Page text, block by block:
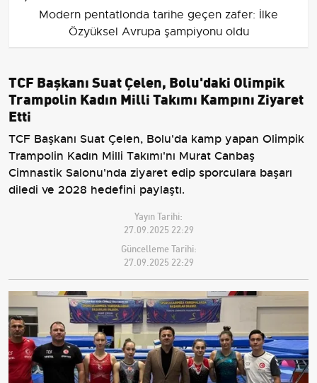
Modern pentatlonda tarihe geçen zafer: İlke
Özyüksel Avrupa şampiyonu oldu
TCF Başkanı Suat Çelen, Bolu'daki Olimpik
Trampolin Kadın Milli Takımı Kampını Ziyaret
Etti
TCF Başkanı Suat Çelen, Bolu'da kamp yapan Olimpik
Trampolin Kadın Milli Takımı'nı Murat Canbaş
Cimnastik Salonu'nda ziyaret edip sporculara başarı
diledi ve 2028 hedefini paylaştı.
Yayın Tarihi:
27.09.2025 22:29
Güncelleme Tarihi:
27.09.2025 22:29